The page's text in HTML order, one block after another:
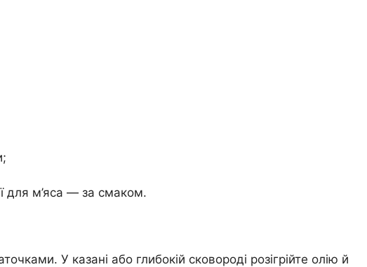
для м’яса — за смаком.
У казані або глибокій сковороді розігрійте олію й